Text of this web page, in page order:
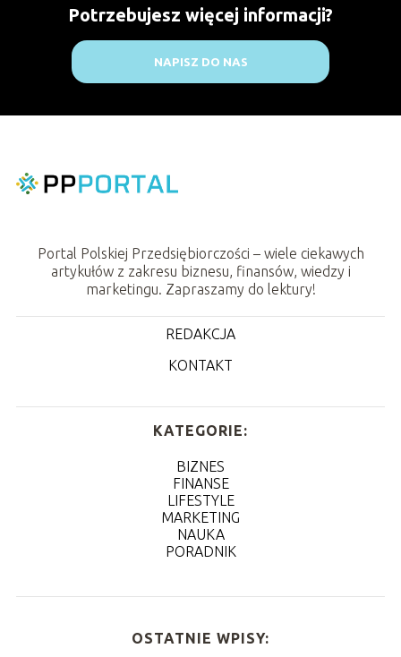
Potrzebujesz więcej informacji?
NAPISZ DO NAS
Portal Polskiej Przedsiębiorczości – wiele ciekawych
artykułów z zakresu biznesu, finansów, wiedzy i
marketingu. Zapraszamy do lektury!
REDAKCJA
KONTAKT
KATEGORIE:
BIZNES
FINANSE
LIFESTYLE
MARKETING
NAUKA
PORADNIK
OSTATNIE WPISY: